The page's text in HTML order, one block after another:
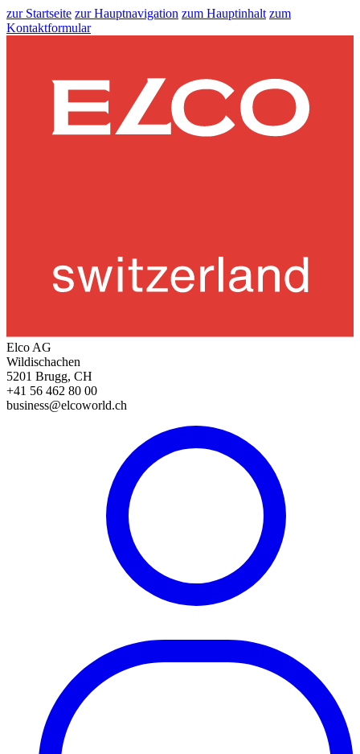
zur Startseite zur Hauptnavigation zum Hauptinhalt zum
Kontaktformular
Elco AG
Wildischachen
5201 Brugg, CH
+41 56 462 80 00
business@elcoworld.ch